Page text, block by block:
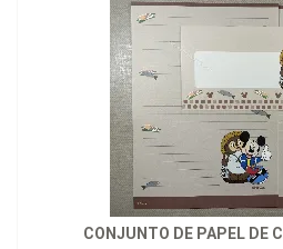
CONJUNTO DE PAPEL DE